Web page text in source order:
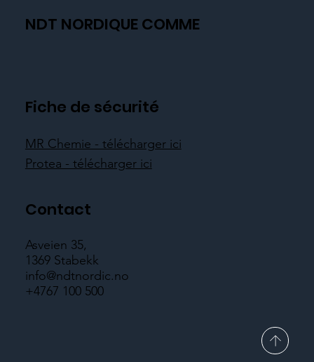
NDT NORDIQUE COMME
Fiche de sécurité
MR Chemie - télécharger ici
Protea - télécharger ici
Contact
Asveien 35,
1369 Stabekk
info@ndtnordic.no
+4767 100 500